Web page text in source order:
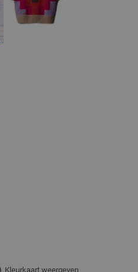
Kleurkaart weergeven